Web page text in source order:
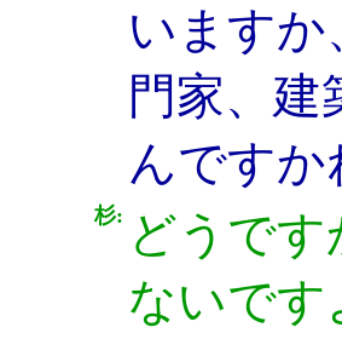
います
門家、
んですか
杉: どうで
ないです